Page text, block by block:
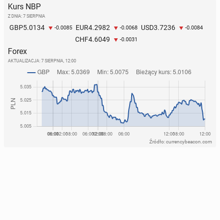
Kurs NBP
Z DNIA: 7 SIERPNIA
GBP5.0134 -0.0085 EUR4.2982 -0.0068 USD3.7236 -0.0084
CHF4.6049 -0.0031
Forex
AKTUALIZACJA: 7 SIERPNIA, 12:00
Źródło: currencybeacon.com